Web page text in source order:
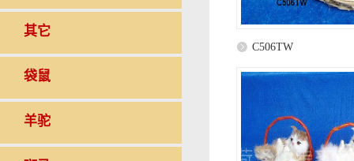
其它
袋鼠
羊驼
C506TW